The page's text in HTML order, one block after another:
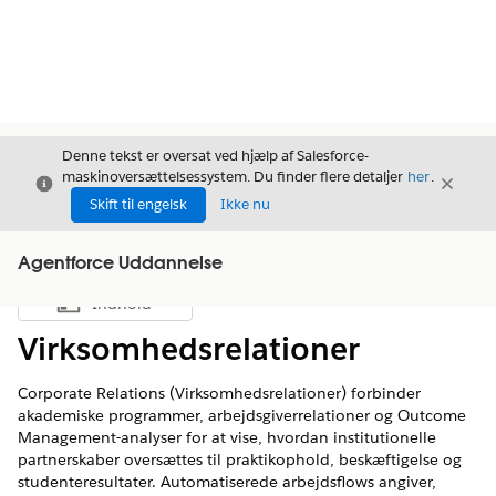
Luk
Denne tekst er oversat ved hjælp af Salesforce-
maskinoversættelsessystem. Du finder flere detaljer her.
Skift til engelsk
Ikke nu
Luk
Agentforce Uddannelse
Vis indholdsfortegnelse
Indhold
Virksomhedsrelationer
Corporate Relations (Virksomhedsrelationer) forbinder
akademiske programmer, arbejdsgiverrelationer og Outcome
Management-analyser for at vise, hvordan institutionelle
partnerskaber oversættes til praktikophold, beskæftigelse og
studenteresultater. Automatiserede arbejdsflows angiver,